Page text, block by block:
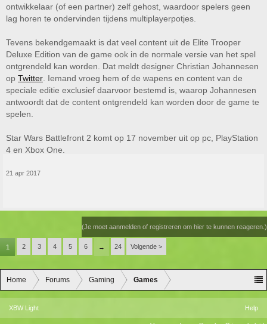
ontwikkelaar (of een partner) zelf gehost, waardoor spelers geen
lag horen te ondervinden tijdens multiplayerpotjes.
Tevens bekendgemaakt is dat veel content uit de Elite Trooper
Deluxe Edition van de game ook in de normale versie van het spel
ontgrendeld kan worden. Dat meldt designer Christian Johannesen
op Twitter . Iemand vroeg hem of de wapens en content van de
speciale editie exclusief daarvoor bestemd is, waarop Johannesen
antwoordt dat de content ontgrendeld kan worden door de game te
spelen.
Star Wars Battlefront 2 komt op 17 november uit op pc, PlayStation
4 en Xbox One.
21 apr 2017
(Je moet aanmelden of registreren om hier te kunnen reageren.)
1 2 3 4 5 6 → 24 Volgende >
Home Forums Gaming Games
XBW Light Help